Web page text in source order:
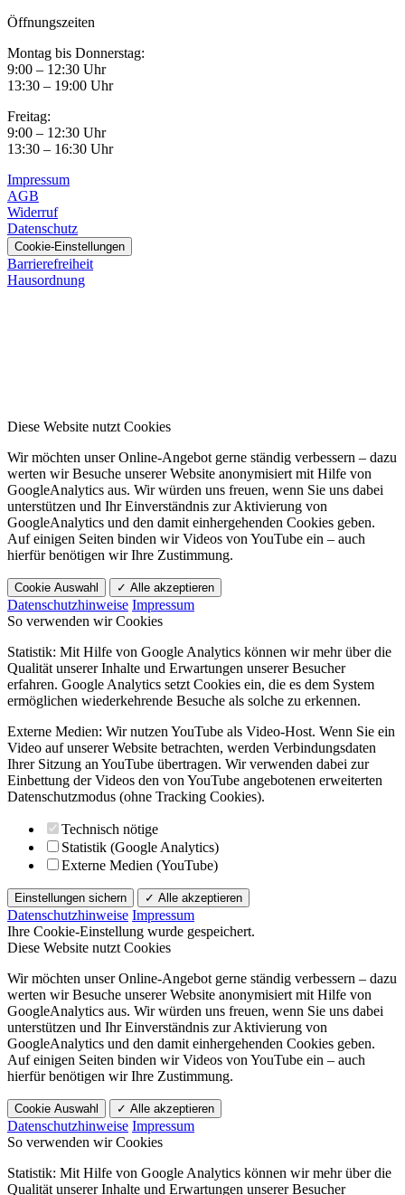
Öffnungszeiten
Montag bis Donnerstag:
9:00 – 12:30 Uhr
13:30 – 19:00 Uhr
Freitag:
9:00 – 12:30 Uhr
13:30 – 16:30 Uhr
Impressum
AGB
Widerruf
Datenschutz
Cookie-Einstellungen
Barrierefreiheit
Hausordnung
Diese Website nutzt Cookies
Wir möchten unser Online-Angebot gerne ständig verbessern – dazu
werten wir Besuche unserer Website anonymisiert mit Hilfe von
GoogleAnalytics aus. Wir würden uns freuen, wenn Sie uns dabei
unterstützen und Ihr Einverständnis zur Aktivierung von
GoogleAnalytics und den damit einhergehenden Cookies geben.
Auf einigen Seiten binden wir Videos von YouTube ein – auch
hierfür benötigen wir Ihre Zustimmung.
Cookie Auswahl ✓ Alle akzeptieren
Datenschutzhinweise Impressum
So verwenden wir Cookies
Statistik: Mit Hilfe von Google Analytics können wir mehr über die
Qualität unserer Inhalte und Erwartungen unserer Besucher
erfahren. Google Analytics setzt Cookies ein, die es dem System
ermöglichen wiederkehrende Besuche als solche zu erkennen.
Externe Medien: Wir nutzen YouTube als Video-Host. Wenn Sie ein
Video auf unserer Website betrachten, werden Verbindungsdaten
Ihrer Sitzung an YouTube übertragen. Wir verwenden dabei zur
Einbettung der Videos den von YouTube angebotenen erweiterten
Datenschutzmodus (ohne Tracking Cookies).
Technisch nötige
Statistik (Google Analytics)
Externe Medien (YouTube)
Einstellungen sichern ✓ Alle akzeptieren
Datenschutzhinweise Impressum
Ihre Cookie-Einstellung wurde gespeichert.
Diese Website nutzt Cookies
Wir möchten unser Online-Angebot gerne ständig verbessern – dazu
werten wir Besuche unserer Website anonymisiert mit Hilfe von
GoogleAnalytics aus. Wir würden uns freuen, wenn Sie uns dabei
unterstützen und Ihr Einverständnis zur Aktivierung von
GoogleAnalytics und den damit einhergehenden Cookies geben.
Auf einigen Seiten binden wir Videos von YouTube ein – auch
hierfür benötigen wir Ihre Zustimmung.
Cookie Auswahl ✓ Alle akzeptieren
Datenschutzhinweise Impressum
So verwenden wir Cookies
Statistik: Mit Hilfe von Google Analytics können wir mehr über die
Qualität unserer Inhalte und Erwartungen unserer Besucher